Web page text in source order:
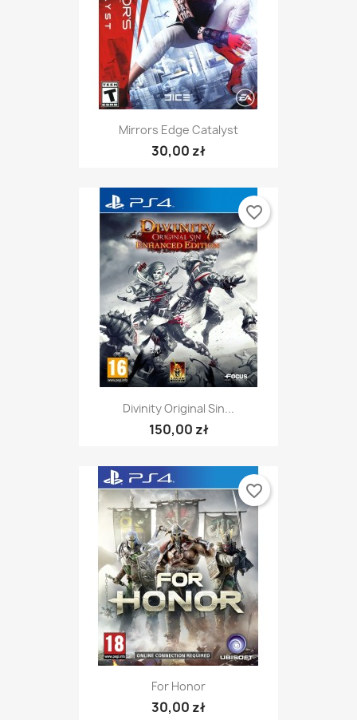
Mirrors Edge Catalyst
30,00 zł
Divinity Original Sin...
150,00 zł
favorite_border
For Honor
30,00 zł
favorite_border